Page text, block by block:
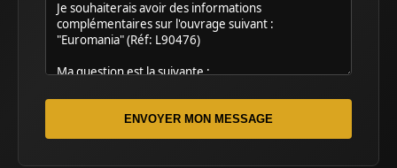
ENVOYER MON MESSAGE